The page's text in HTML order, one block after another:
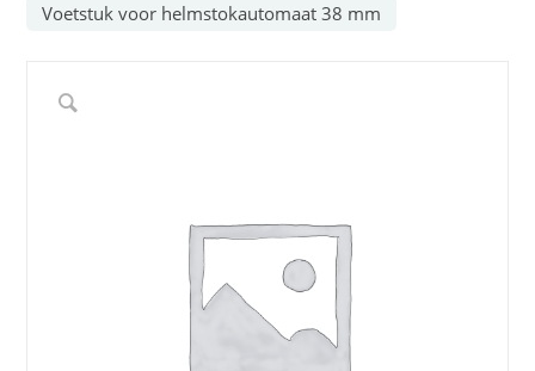
Voetstuk voor helmstokautomaat 38 mm